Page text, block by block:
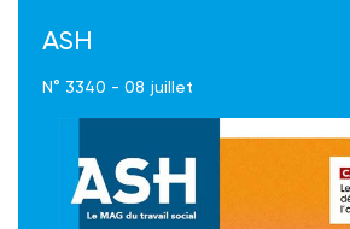
ASH
N° 3340 - 08 juillet